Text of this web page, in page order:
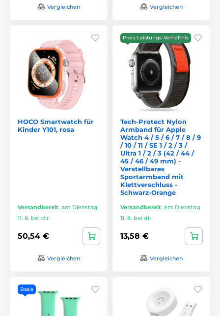
Vergleichen Vergleichen
HOCO Smartwatch für
Kinder Y101, rosa
Versandbereit, am Dienstag
11. 8. bei dir
50,54 €
Vergleichen
Preis-Leistungs-Verhältnis
Tech-Protect Nylon
Armband für Apple
Watch 4 / 5 / 6 / 7 / 8 / 9
/ 10 / 11 / SE 1 / 2 / 3 /
Ultra 1 / 2 / 3 (42 / 44 /
45 / 46 / 49 mm) -
Verstellbares
Sportarmband mit
Klettverschluss -
Schwarz-Orange
Versandbereit, am Dienstag
11. 8. bei dir
13,58 €
Vergleichen
Basis